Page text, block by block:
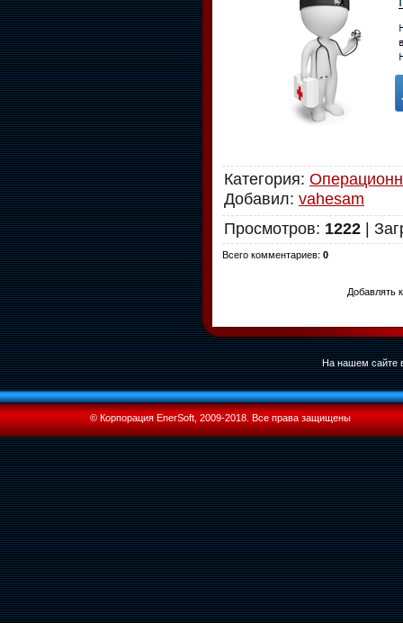
Категория:
Добавил: vahesam
Просмотров: 1222 |
Всего комментариев: 0
Добавлять
На нашем сайте
© Корпорация EnerSoft, 2009-2018. Все права защищены